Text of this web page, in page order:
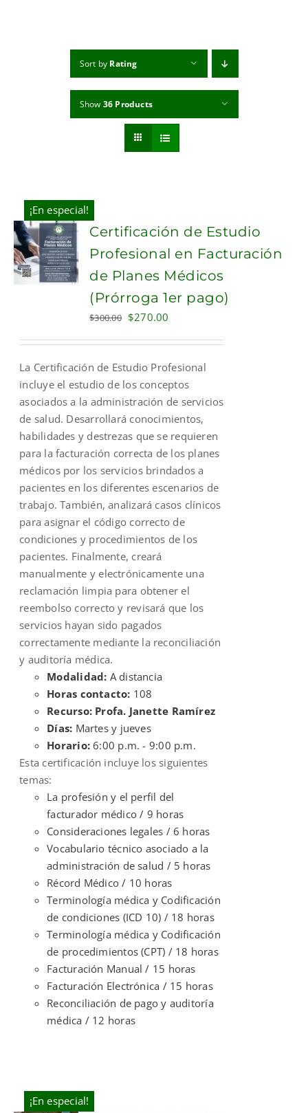
Sort by Rating
Show 36 Products
¡En especial!
ADD TO
CART
Certificación de Estudio
Profesional en Facturación
de Planes Médicos
(Prórroga 1er pago)
$300.00 Original
$300.00.
$270.00
$270.00.
La Certificación de Estudio Profesional
incluye el estudio de los conceptos
asociados a la administración de servicios
de salud. Desarrollará conocimientos,
habilidades y destrezas que se requieren
para la facturación correcta de los planes
médicos por los servicios brindados a
pacientes en los diferentes escenarios de
trabajo. También, analizará casos clínicos
para asignar el código correcto de
condiciones y procedimientos de los
pacientes. Finalmente, creará
manualmente y electrónicamente una
reclamación limpia para obtener el
reembolso correcto y revisará que los
servicios hayan sido pagados
correctamente mediante la reconciliación
y auditoría médica.
Modalidad: A distancia
Horas contacto: 108
Recurso: Profa. Janette Ramírez
Días: Martes y jueves
Horario:6:00 p.m. - 9:00 p.m.
Esta certificación incluye los siguientes
temas:
La profesión y el perfil del
facturador médico / 9 horas
Consideraciones legales / 6 horas
Vocabulario técnico asociado a la
administración de salud / 5 horas
Récord Médico / 10 horas
Terminología médica y Codificación
de condiciones (ICD 10) / 18 horas
Terminología médica y Codificación
de procedimientos (CPT) / 18 horas
Facturación Manual / 15 horas
Facturación Electrónica / 15 horas
Reconciliación de pago y auditoría
médica / 12 horas
¡En especial!